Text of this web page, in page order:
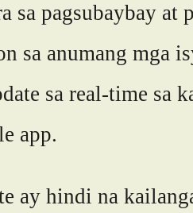
sa pagsubaybay at
sa anumang mga
sa real-time sa
app.
ay hindi na